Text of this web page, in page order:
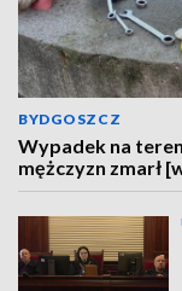
BYDGOSZCZ
Wypadek na
mężczyzn zmarł